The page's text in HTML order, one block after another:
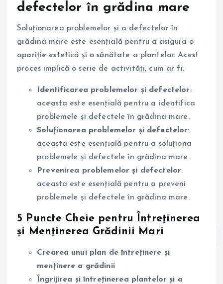
defectelor în grădina mare
Soluționarea problemelor și a defectelor în
grădina mare este esențială pentru a asigura o
apariție estetică și o sănătate a plantelor. Acest
proces implică o serie de activități, cum ar fi:
Identificarea problemelor și defectelor:
aceasta este esențială pentru a identifica
problemele și defectele în grădina mare.
Soluționarea problemelor și defectelor:
aceasta este esențială pentru a soluționa
problemele și defectele în grădina mare.
Prevenirea problemelor și defectelor:
aceasta este esențială pentru a preveni
problemele și defectele în grădina mare.
5 Puncte Cheie pentru Întreținerea
și Menținerea Grădinii Mari
Crearea unui plan de întreținere și
menținere a grădinii
Îngrijirea și întreținerea plantelor și a